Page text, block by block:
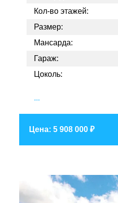
Кол-во этажей:
Размер:
Мансарда:
Гараж:
Цоколь:
...
Цена: 5 908 000 ₽